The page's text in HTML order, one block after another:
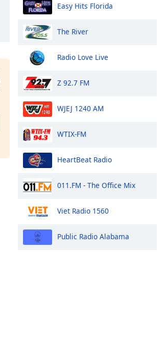
Easy Hits Florida
The River
Radio Love Live
Z 92.7 FM
WJEJ 1240 AM
WTIX-FM
HeartBeat Radio
011.FM - The Office Mix
Viet Radio 1560
Public Radio Alabama